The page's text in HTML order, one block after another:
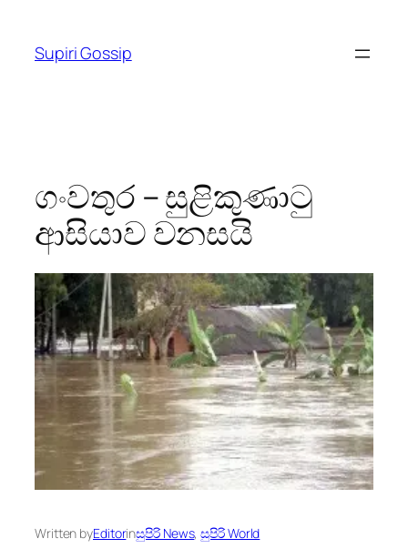
content
Supiri Gossip
ගංවතුර – සුළිකුණාටු
ආසියාව වනසයි
Written byEditorinසුපිරි News, සුපිරි World